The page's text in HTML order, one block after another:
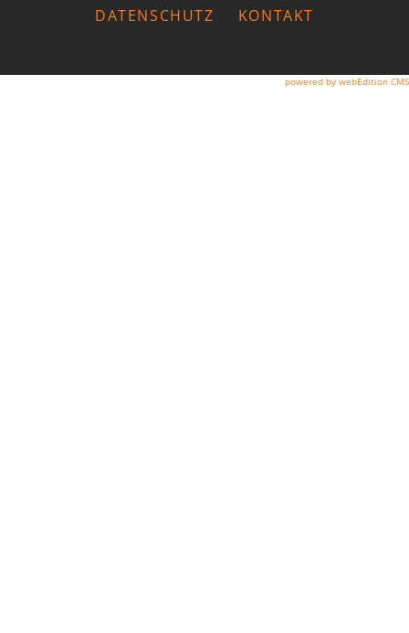
DATENSCHUTZ
KONTAKT
powered by webEdition CMS